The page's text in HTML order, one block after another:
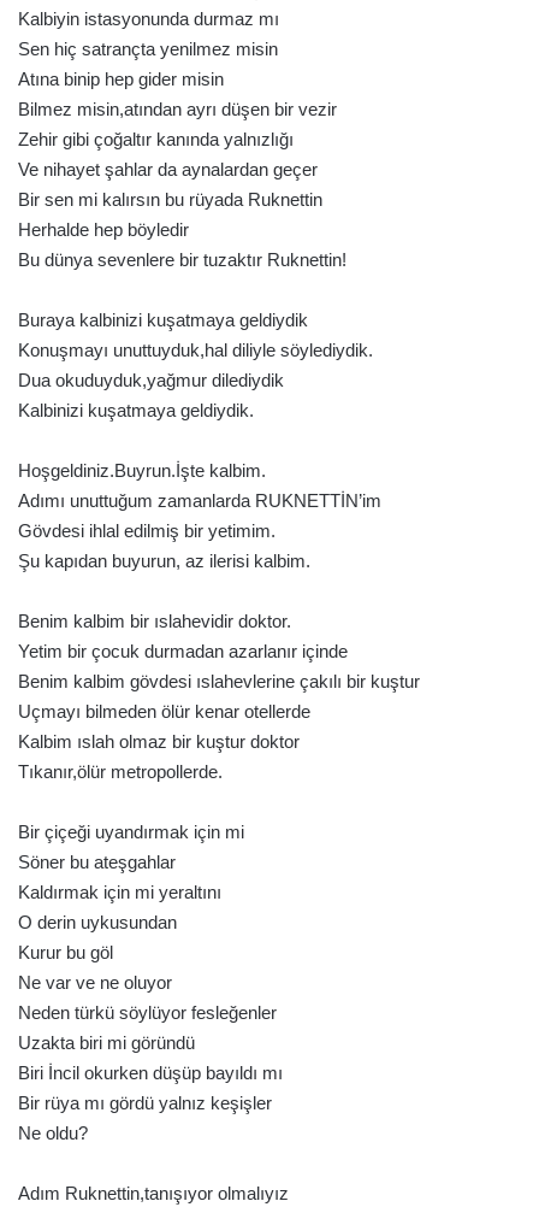
Kalbiyin istasyonunda durmaz mı
Sen hiç satrançta yenilmez misin
Atına binip hep gider misin
Bilmez misin,atından ayrı düşen bir vezir
Zehir gibi çoğaltır kanında yalnızlığı
Ve nihayet şahlar da aynalardan geçer
Bir sen mi kalırsın bu rüyada Ruknettin
Herhalde hep böyledir
Bu dünya sevenlere bir tuzaktır Ruknettin!
Buraya kalbinizi kuşatmaya geldiydik
Konuşmayı unuttuyduk,hal diliyle söylediydik.
Dua okuduyduk,yağmur dilediydik
Kalbinizi kuşatmaya geldiydik.
Hoşgeldiniz.Buyrun.İşte kalbim.
Adımı unuttuğum zamanlarda RUKNETTİN’im
Gövdesi ihlal edilmiş bir yetimim.
Şu kapıdan buyurun, az ilerisi kalbim.
Benim kalbim bir ıslahevidir doktor.
Yetim bir çocuk durmadan azarlanır içinde
Benim kalbim gövdesi ıslahevlerine çakılı bir kuştur
Uçmayı bilmeden ölür kenar otellerde
Kalbim ıslah olmaz bir kuştur doktor
Tıkanır,ölür metropollerde.
Bir çiçeği uyandırmak için mi
Söner bu ateşgahlar
Kaldırmak için mi yeraltını
O derin uykusundan
Kurur bu göl
Ne var ve ne oluyor
Neden türkü söylüyor fesleğenler
Uzakta biri mi göründü
Biri İncil okurken düşüp bayıldı mı
Bir rüya mı gördü yalnız keşişler
Ne oldu?
Adım Ruknettin,tanışıyor olmalıyız